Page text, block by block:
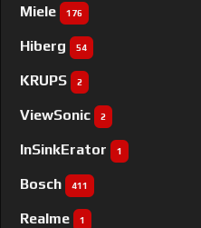
Miele 176
Hiberg 54
KRUPS 2
ViewSonic 2
InSinkErator 1
Bosch 411
Realme 1